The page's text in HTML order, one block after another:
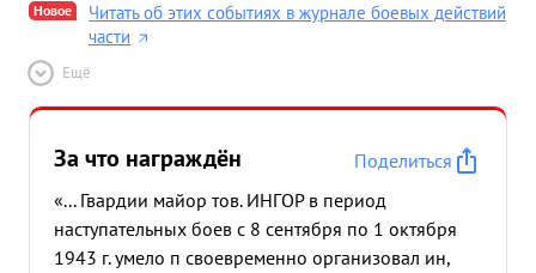
Новое
Читать об этих событиях в журнале боевых действий
части
Ещё
За что награждён
Поделиться
«... Гвардии майор тов. ИНГОР в период
наступательных боев с 8 сентября по 1 октября
1943 г. умело п своевременно организовал ин,